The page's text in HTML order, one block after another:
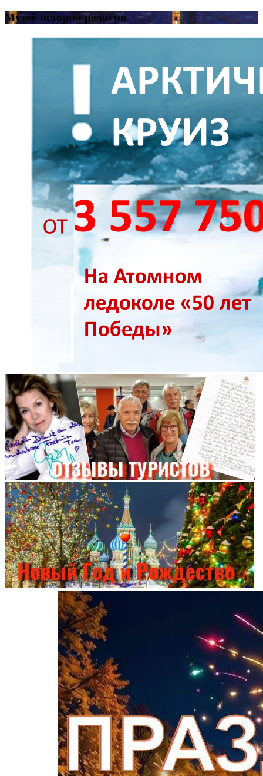
Музей истории религии